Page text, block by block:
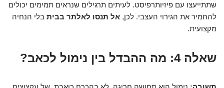
שתתייעצו עם פיזיותרפיסט. לעיתים תרגילים שנראים תמימים יכולים
להחמיר את הגירוי העצבי. לכן, אל תנסו לאלתר בבית בלי הנחיה
מקצועית.
שאלה 4: מה ההבדל בין נימול לכאב?